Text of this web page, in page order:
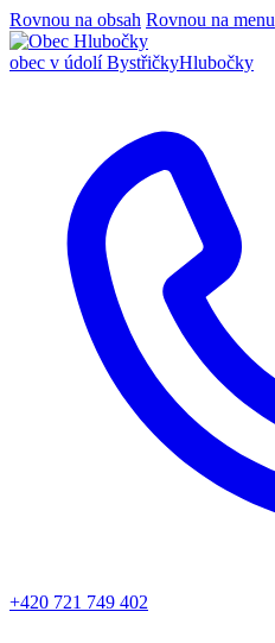
Rovnou na obsah Rovnou na menu
obec v údolí BystřičkyHlubočky
+420 721 749 402